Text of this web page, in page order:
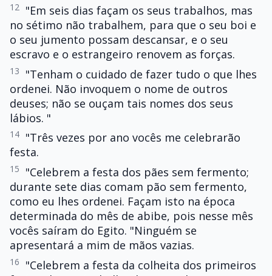
12
"Em seis dias façam os seus trabalhos, mas
no sétimo não trabalhem, para que o seu boi e
o seu jumento possam descansar, e o seu
escravo e o estrangeiro renovem as forças.
13
"Tenham o cuidado de fazer tudo o que lhes
ordenei. Não invoquem o nome de outros
deuses; não se ouçam tais nomes dos seus
lábios. "
14 "Três vezes por ano vocês me celebrarão
festa.
15
"Celebrem a festa dos pães sem fermento;
durante sete dias comam pão sem fermento,
como eu lhes ordenei. Façam isto na época
determinada do mês de abibe, pois nesse mês
vocês saíram do Egito. "Ninguém se
apresentará a mim de mãos vazias.
16
"Celebrem a festa da colheita dos primeiros